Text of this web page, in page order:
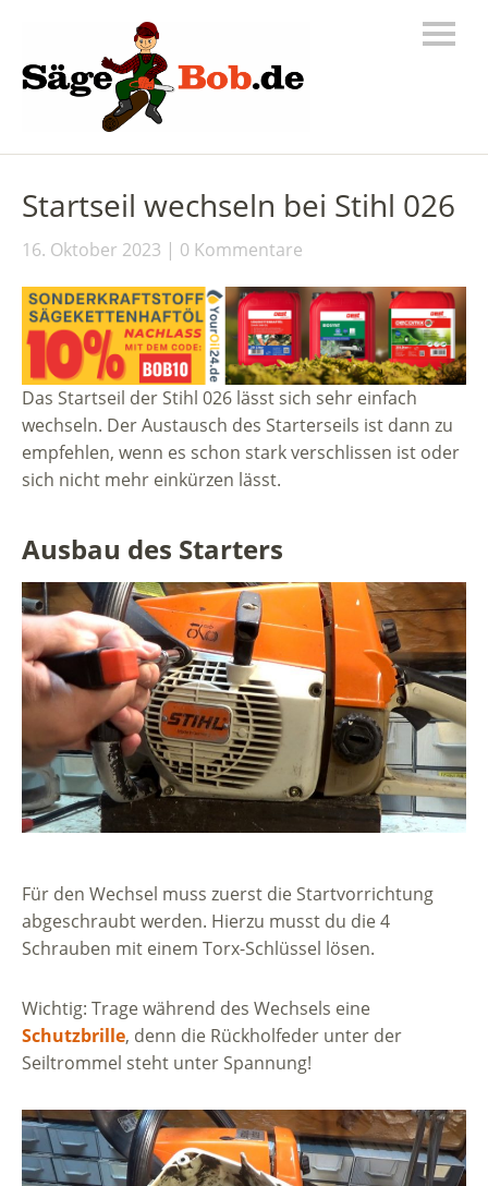
Startseil wechseln bei Stihl 026
16. Oktober 2023 0 Kommentare
Das Startseil der Stihl 026 lässt sich sehr einfach
wechseln. Der Austausch des Starterseils ist dann zu
empfehlen, wenn es schon stark verschlissen ist oder
sich nicht mehr einkürzen lässt.
Ausbau des Starters
Für den Wechsel muss zuerst die Startvorrichtung
abgeschraubt werden. Hierzu musst du die 4
Schrauben mit einem Torx-Schlüssel lösen.
Wichtig: Trage während des Wechsels eine
Schutzbrille, denn die Rückholfeder unter der
Seiltrommel steht unter Spannung!